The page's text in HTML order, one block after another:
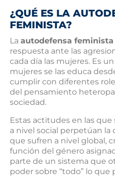
¿QUÉ ES LA
FEMINISTA?
La autodefensa feminista
respuesta ante las
cada día las mujeres. Es
mujeres se las educa
cumplir con diferentes
del pensamiento
sociedad.
Estas actitudes en las
a nivel social perpetúan la
que sufren a nivel global,
función del género
parte de un sistema que
poder sobre “todo” lo que